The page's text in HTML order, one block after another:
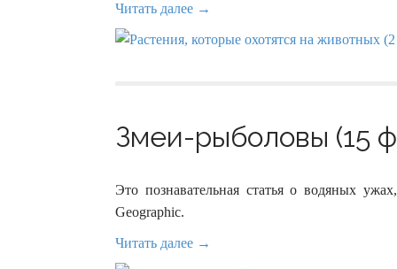
Читать далее →
Змеи-рыболовы (15
Это познавательная статья о водяных
Geographic.
Читать далее →